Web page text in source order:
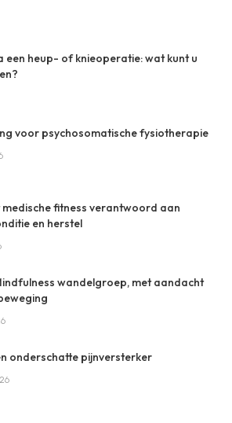
een heup- of knieoperatie: wat kunt u
voor psychosomatische fysiotherapie
medische fitness verantwoord aan
en herstel
wandelgroep, met aandacht
onderschatte pijnversterker